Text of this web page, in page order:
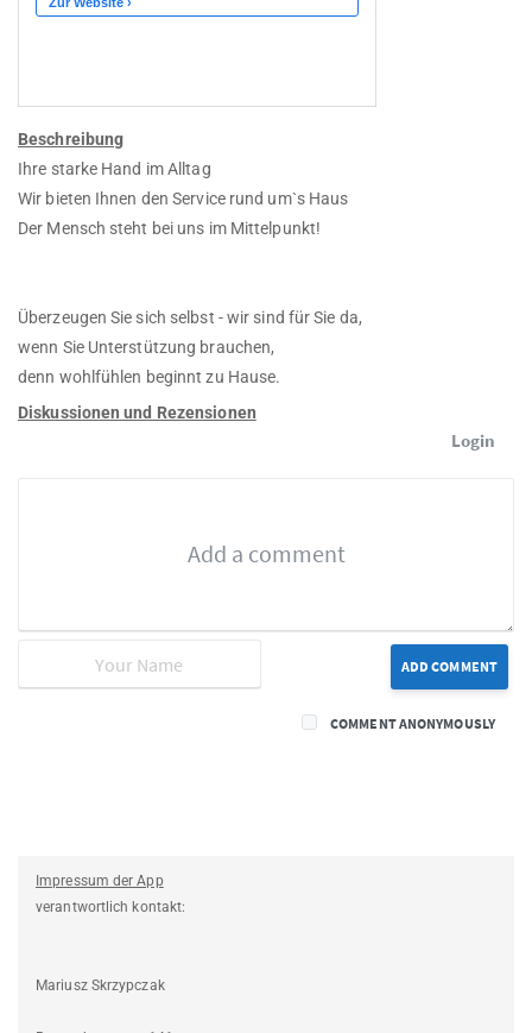
Beschreibung
Ihre starke Hand im Alltag
Wir bieten Ihnen den Service rund um`s Haus
Der Mensch steht bei uns im Mittelpunkt!
Überzeugen Sie sich selbst - wir sind für Sie da,
wenn Sie Unterstützung brauchen,
denn wohlfühlen beginnt zu Hause.
Diskussionen und Rezensionen
Login
ADD COMMENT
COMMENT ANONYMOUSLY
Impressum der App
verantwortlich kontakt:
Mariusz Skrzypczak